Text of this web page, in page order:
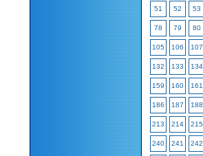
51 52 53
78 79 80
105 106 107
132 133 134
159 160 161
186 187 188
213 214 215
240 241 242